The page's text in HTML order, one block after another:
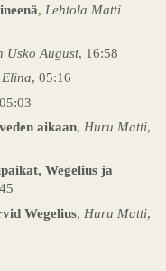
, Lehtola Matti
Usko August, 16:58
, 05:16
aikaan, Huru Matti,
Wegelius ja
Wegelius, Huru Matti,